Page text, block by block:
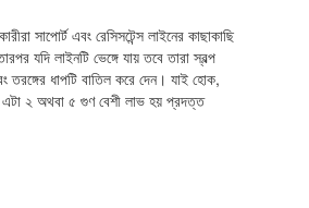
সাপোর্ট এবং রেসিসটেন্স লাইনের কাছাকাছি
যদি লাইনটি ভেঙ্গে যায় তবে তারা স্বল্প
তরঙ্গের ধাপটি বাতিল করে দেন। যাই হোক,
এটা ২ অথবা ৫ গুণ বেশী লাভ হয় প্রদত্ত